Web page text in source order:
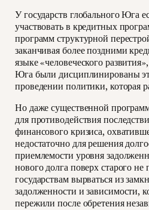
У государств глобального Юга
участвовать в кредитных
программ структурной
заканчивая более поздними
языке «человеческого
Юга были дисциплинированы
проведении политики, которая
Но даже существенной
для противодействия
финансового кризиса,
недостаточно для решения
приемлемости уровня
нового долга поверх старого
государствам вырваться из
задолженности и зависимости,
пережили после обретения